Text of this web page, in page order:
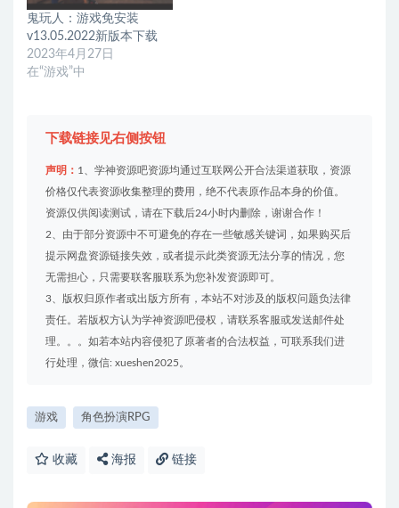
鬼玩人：游戏免安装
v13.05.2022新版本下载
2023年4月27日
在“游戏”中
下载链接见右侧按钮
声明： 1、学神资源吧资源均通过互联网公开合法渠道获取，资源
价格仅代表资源收集整理的费用，绝不代表原作品本身的价值。
资源仅供阅读测试，请在下载后24小时内删除，谢谢合作！
2、由于部分资源中不可避免的存在一些敏感关键词，如果购买后
提示网盘资源链接失效，或者提示此类资源无法分享的情况，您
无需担心，只需要联客服联系为您补发资源即可。
3、版权归原作者或出版方所有，本站不对涉及的版权问题负法律
责任。若版权方认为学神资源吧侵权，请联系客服或发送邮件处
理。。。如若本站内容侵犯了原著者的合法权益，可联系我们进
行处理，微信: xueshen2025。
游戏 角色扮演RPG
收藏 海报 链接